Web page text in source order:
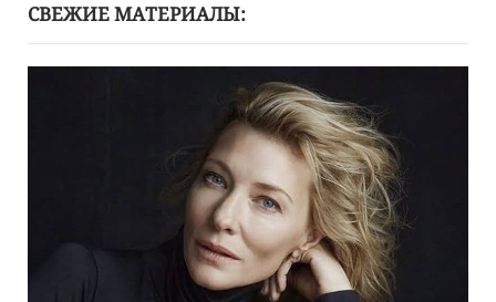
СВЕЖИЕ МАТЕРИАЛЫ: